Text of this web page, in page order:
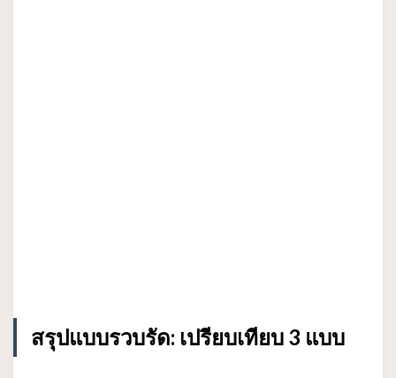
สรุปแบบรวบรัด: เปรียบเทียบ 3 แบบ